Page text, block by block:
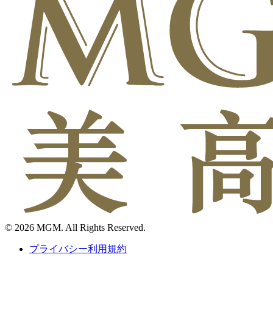
© 2026 MGM. All Rights Reserved.
プライバシー利用規約